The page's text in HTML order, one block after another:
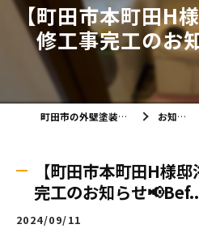
【町田市本町田H
修工事完工のお
町田市の外壁塗装ならなないろ住工房株式会社 お知らせ・ブログ
【町田市本町田H様
完工のお知らせ
2024/09/11